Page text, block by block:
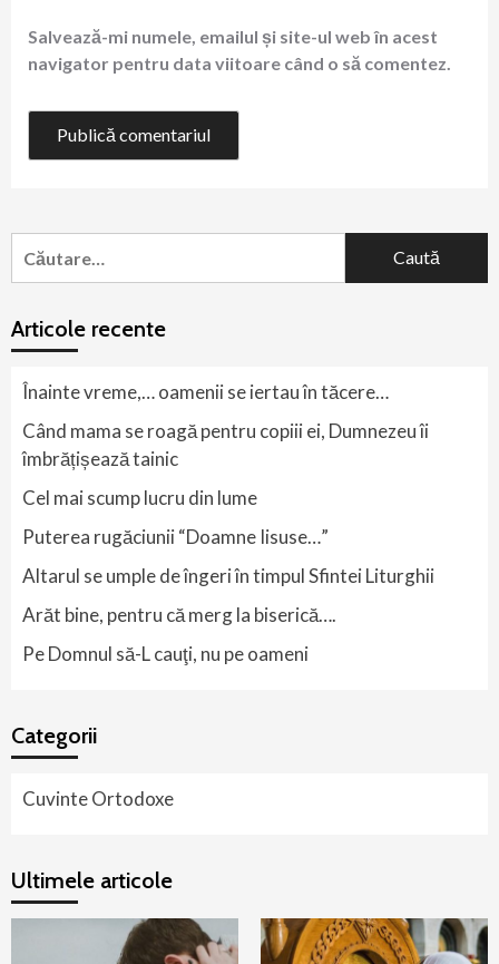
Salvează-mi numele, emailul și site-ul web în acest
navigator pentru data viitoare când o să comentez.
după:
Articole recente
Înainte vreme,… oamenii se iertau în tăcere…
Când mama se roagă pentru copiii ei, Dumnezeu îi
îmbrățișează tainic
Cel mai scump lucru din lume
Puterea rugăciunii “Doamne Iisuse…”
Altarul se umple de îngeri în timpul Sfintei Liturghii
Arăt bine, pentru că merg la biserică….
Pe Domnul să-L cauţi, nu pe oameni
Categorii
Cuvinte Ortodoxe
Ultimele articole